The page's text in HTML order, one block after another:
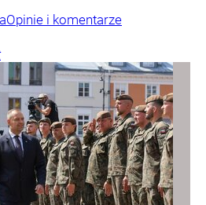
Opinie i komentarze